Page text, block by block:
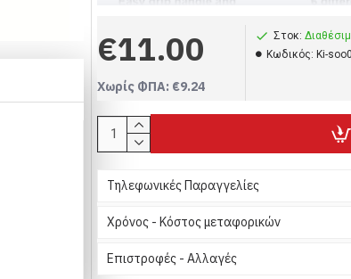
Green
Ενδείκνυται για μωρά 3 μηνών και
€11.00
Χωρίς ΦΠΑ: €9.24
Στοκ:
Kωδικός: Ki-
Τηλεφωνικές Παραγγελίες
Χρόνος - Κόστος μεταφορικών
Επιστροφές - Αλλαγές